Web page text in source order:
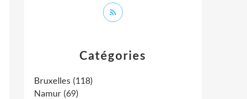
Catégories
Bruxelles (118)
Namur (69)